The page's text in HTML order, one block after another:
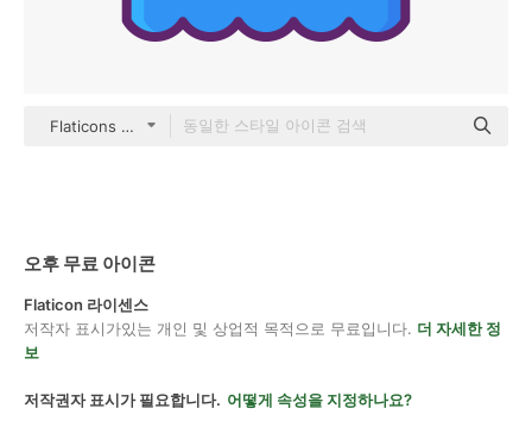
Flaticons Lineal Color
오후 무료 아이콘
Flaticon 라이센스
저작자 표시가있는 개인 및 상업적 목적으로 무료입니다. 더 자세한 정
보
저작권자 표시가 필요합니다. 어떻게 속성을 지정하나요?